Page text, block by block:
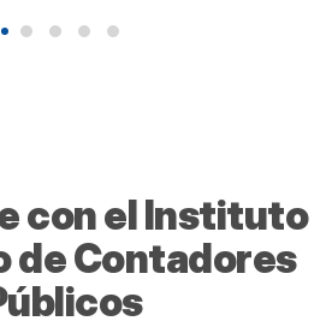
con el Instituto
de Contadores